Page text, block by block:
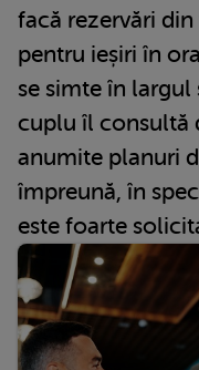
facă rezervări
pentru ieșiri în
se simte în
cuplu îl consultă
anumite planuri
împreună, în
este foarte